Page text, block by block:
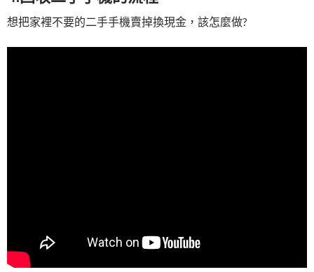
想把家裡不要的二手手機賣掉換現金，該怎麼做?